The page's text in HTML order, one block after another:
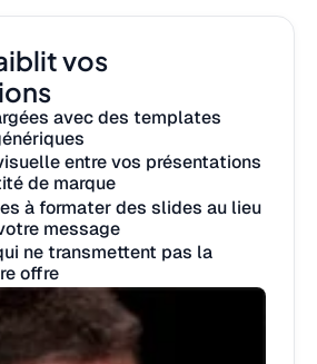
vos
avec des templates
entre vos présentations
de marque
à formater des slides au lieu
message
ne transmettent pas la
offre